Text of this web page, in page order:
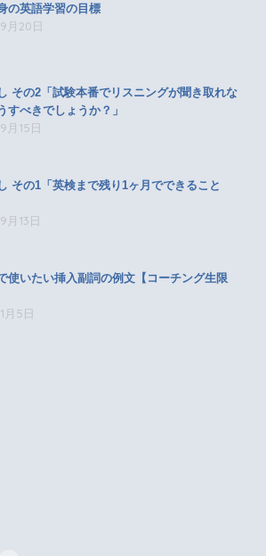
の英語学習の目標
月20日
その2「試験本番でリスニングが聞き取れな
すべきでしょうか？」
月15日
その1「英検まで残り1ヶ月でできること
月13日
使いたい挿入副詞の例文【コーチング生限
月5日